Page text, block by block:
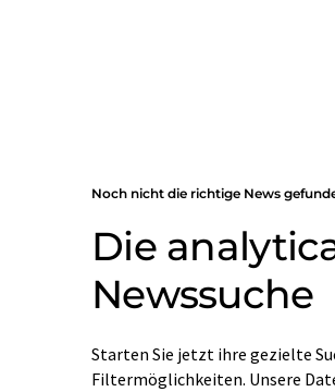
Noch nicht die richtige News
Die
Newssuche
Starten Sie jetzt ihre gezielte
Filtermöglichkeiten. Unsere